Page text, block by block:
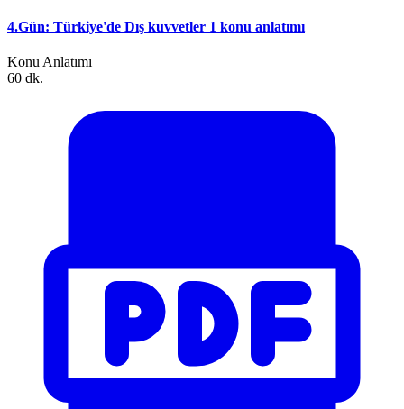
4.Gün: Türkiye'de Dış kuvvetler 1 konu anlatımı
Konu Anlatımı
60 dk.